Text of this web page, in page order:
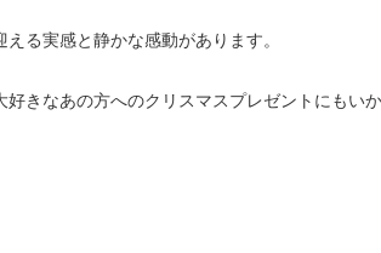
る実感と静かな感動があります。
きなあの方へのクリスマスプレゼントにもい